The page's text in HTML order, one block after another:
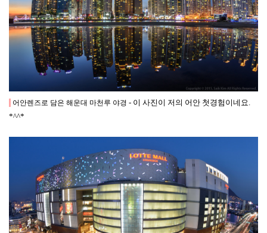
어안렌즈로 담은 해운대 마천루 야경 - 이 사진이 저의 어안 첫경험이네요.
*^^*